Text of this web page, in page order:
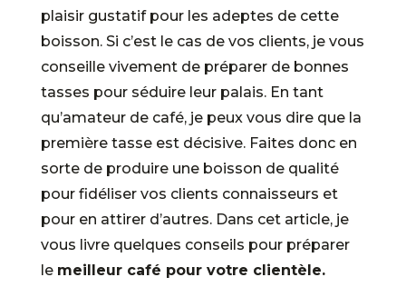
plaisir gustatif pour les adeptes de cette
boisson. Si c’est le cas de vos clients, je vous
conseille vivement de préparer de bonnes
tasses pour séduire leur palais. En tant
qu’amateur de café, je peux vous dire que la
première tasse est décisive. Faites donc en
sorte de produire une boisson de qualité
pour fidéliser vos clients connaisseurs et
pour en attirer d’autres. Dans cet article, je
vous livre quelques conseils pour préparer
le meilleur café pour votre clientèle.